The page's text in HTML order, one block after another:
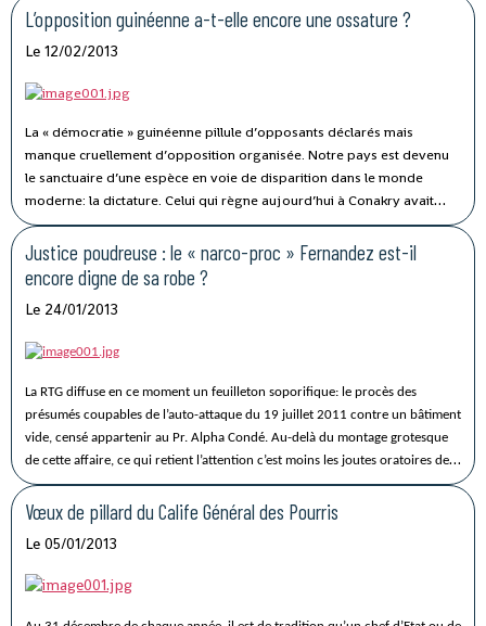
engager une lutte permanente jusqu’à la chute du dictateur
diabolique qui vampirise
va contraindre ce filou à filer.
L’opposition guinéenne a-t-elle encore une ossature ?
Le 12/02/2013
La « démocratie » guinéenne pillule d’opposants déclarés mais
manque cruellement d’opposition organisée. Notre pays est devenu
le sanctuaire d’une espèce en voie de disparition dans le monde
moderne: la dictature. Celui qui règne aujourd’hui à Conakry avait
promis à ses partisans d’éliminer toute opposition en moins de six
mois. Il a réussi ce pari au-delà de ses propres espérances. Après
avoir dompté l’armée en la noyautant, accaparé les recettes de l’Etat
par un guichet unique et personnalisé, contrôlé l’outil de propagande
audiovisuelle qu’est la RTG et soumis la justice à sa propre volonté, il
pouvoirs (exécutif, abusif, répressif, corrosif, corrupteur, etc.) qu’il n’a
plus besoin réellement d’un autre en supplément.
Justice poudreuse : le « narco-proc » Fernandez est-il
encore digne de sa robe ?
Le 24/01/2013
La RTG diffuse en ce moment un feuilleton soporifique: le procès des
présumés coupables de l’auto-attaque du 19 juillet 2011 contre un bâtiment
vide, censé appartenir au Pr. Alpha Condé. Au-delà du montage grotesque
de cette affaire, ce qui retient l’attention c’est moins les joutes oratoires de
bas de gamme que le venin distillé par un des représentants de la justice à la
guinéenne, William Fernandez.Lorsque ce dernier, porteur d’un nom anglo-
ibérique trop original pour nos tropiques, affirme être le meilleur avocat du
pays, j’ai pensé plus au fruit charnu qu’à un juriste.
du « 19 juillet » avait pour objectif d’éliminer AC pour le remplacer par un
Peulh. Toujours le « complot peulh » si récursif dans des discours en
Guinée qu’on le prendrait pour un article du code pénal de ce pays.
Vœux de pillard du Calife Général des Pourris
Le 05/01/2013